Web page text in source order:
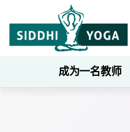
成为一名教师